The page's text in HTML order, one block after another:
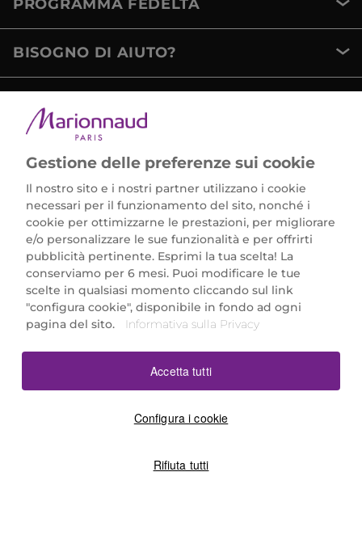
PROGRAMMA FEDELTÀ
BISOGNO DI AIUTO?
Marionnaud Parfumeries Italia S.r.l.
Largo Fiera Milano 5, 20017 Rho (MI)
REA Milano 1650024 con P.IVA 13425220152.
SCARICA LA NOSTRA APP
Gestione delle preferenze sui cookie
Il nostro sito e i nostri partner utilizzano i cookie
necessari per il funzionamento del sito, nonché i
cookie per ottimizzarne le prestazioni, per migliorare
e/o personalizzare le sue funzionalità e per offrirti
pubblicità pertinente. Esprimi la tua scelta! La
conserviamo per 6 mesi. Puoi modificare le tue
scelte in qualsiasi momento cliccando sul link
"configura cookie", disponibile in fondo ad ogni
pagina del sito.
Informativa sulla Privacy
Configura i cookie
Rifiuta tutti
Accetta tutti